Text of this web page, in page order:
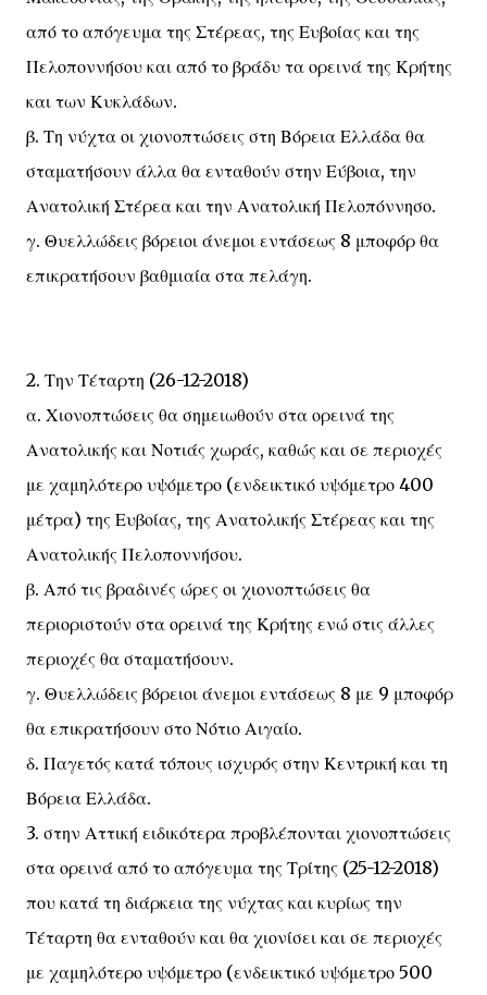
από το απόγευμα της Στέρεας, της Ευβοίας και της
Πελοποννήσου και από το βράδυ τα ορεινά της Κρήτης
και των Κυκλάδων.
β. Τη νύχτα οι χιονοπτώσεις στη Βόρεια Ελλάδα θα
σταματήσουν άλλα θα ενταθούν στην Εύβοια, την
Ανατολική Στέρεα και την Ανατολική Πελοπόννησο.
γ. Θυελλώδεις βόρειοι άνεμοι εντάσεως 8 μποφόρ θα
επικρατήσουν βαθμιαία στα πελάγη.
2. Την Τέταρτη (26-12-2018)
α. Χιονοπτώσεις θα σημειωθούν στα ορεινά της
Ανατολικής και Νοτιάς χωράς, καθώς και σε περιοχές
με χαμηλότερο υψόμετρο (ενδεικτικό υψόμετρο 400
μέτρα) της Ευβοίας, της Ανατολικής Στέρεας και της
Ανατολικής Πελοποννήσου.
β. Από τις βραδινές ώρες οι χιονοπτώσεις θα
περιοριστούν στα ορεινά της Κρήτης ενώ στις άλλες
περιοχές θα σταματήσουν.
γ. Θυελλώδεις βόρειοι άνεμοι εντάσεως 8 με 9 μποφόρ
θα επικρατήσουν στο Νότιο Αιγαίο.
δ. Παγετός κατά τόπους ισχυρός στην Κεντρική και τη
Βόρεια Ελλάδα.
3. στην Αττική ειδικότερα προβλέπονται χιονοπτώσεις
στα ορεινά από το απόγευμα της Τρίτης (25-12-2018)
που κατά τη διάρκεια της νύχτας και κυρίως την
Τέταρτη θα ενταθούν και θα χιονίσει και σε περιοχές
με χαμηλότερο υψόμετρο (ενδεικτικό υψόμετρο 500